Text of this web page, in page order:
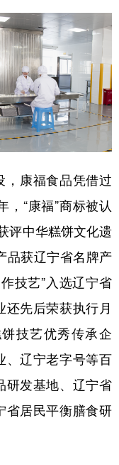
，康福食品凭借过
，“康福”商标被认
评中华糕饼文化遗
品获辽宁省名牌产
技艺”入选辽宁省
先后荣获执行月
技艺优秀传承企
、辽宁老字号等百
研发基地、辽宁省
省居民平衡膳食研